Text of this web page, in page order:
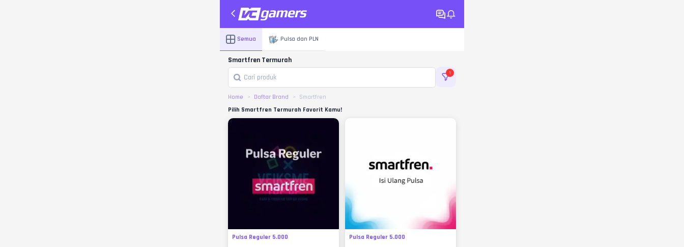
Semua Pulsa dan PLN
Smartfren Termurah
1
Home Daftar Brand
Smartfren
Pilih Smartfren Termurah Favorit Kamu!
Pulsa Reguler 5.000 Pulsa Reguler 5.000